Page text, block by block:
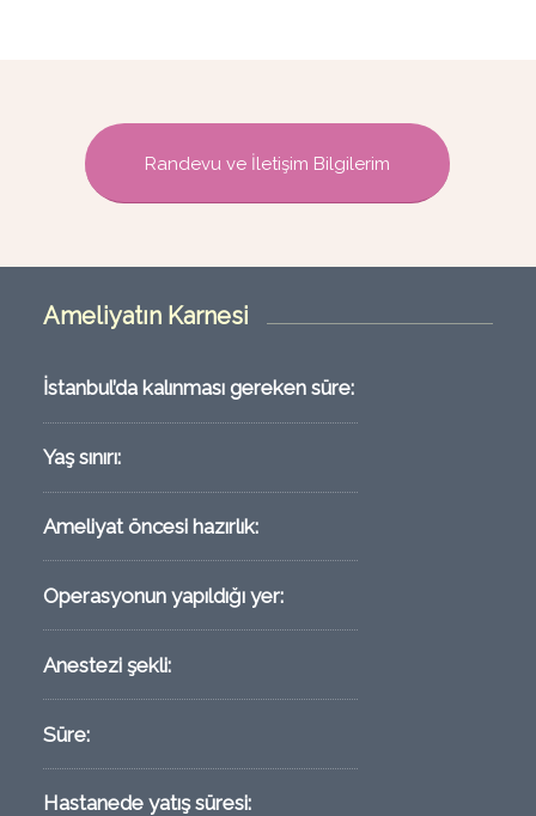
Randevu ve İletişim Bilgilerim
Ameliyatın Karnesi
İstanbul’da kalınması gereken süre:
Yaş sınırı:
Ameliyat öncesi hazırlık:
Operasyonun yapıldığı yer:
Anestezi şekli:
Süre:
Hastanede yatış süresi: